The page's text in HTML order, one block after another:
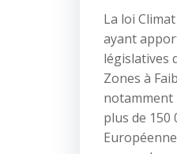
La loi
ayant
législatives
Zones à
notamment
plus de